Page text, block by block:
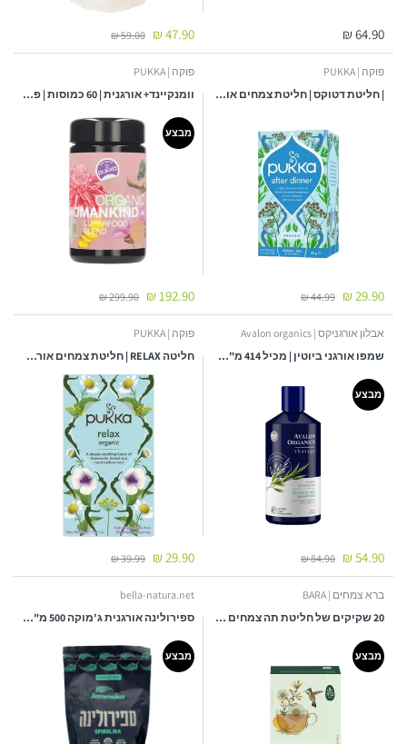
64.90 ₪
47.90 ₪
59.00 ₪
פוקה | PUKKA
| חליטת דטוקס | חליטת צמחים אורגנית | 20 שקיקים
29.90 ₪
44.99 ₪
פוקה | PUKKA
וומנקיינד+ אורגנית | 60 כמוסות | פוקה | PUKKA
מבצע
192.90 ₪
299.90 ₪
אבלון אורגניקס | Avalon organics
שמפו אורגני ביוטין | מכיל 414 מ"ל | אבלון אורגניקס - AVALON ORGANICS
מבצע
54.90 ₪
84.90 ₪
פוקה | PUKKA
חליטה RELAX | חליטת צמחים אורגנית | 20 שקיקים |
29.90 ₪
39.99 ₪
ברא צמחים | BARA
20 שקיקים של חליטת תה צמחים אורגנית לניקוי רעלים - Take Tea Tox, ברא צמחים
מבצע
bella-natura.net
ספירולינה אורגנית ג'מוקה 500 מ"ג - 500 טבליות
מבצע